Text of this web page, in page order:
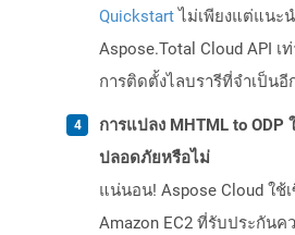
Quickstartไม่เพียงแต่แนะ
Aspose.Total Cloud API
การติดตั้งไลบรารีที่จำเป็นอี
การแปลง MHTML to ODP
ปลอดภัยหรือไม่
แน่นอน! Aspose Cloud ใช้
Amazon EC2 ที่รับประกัน